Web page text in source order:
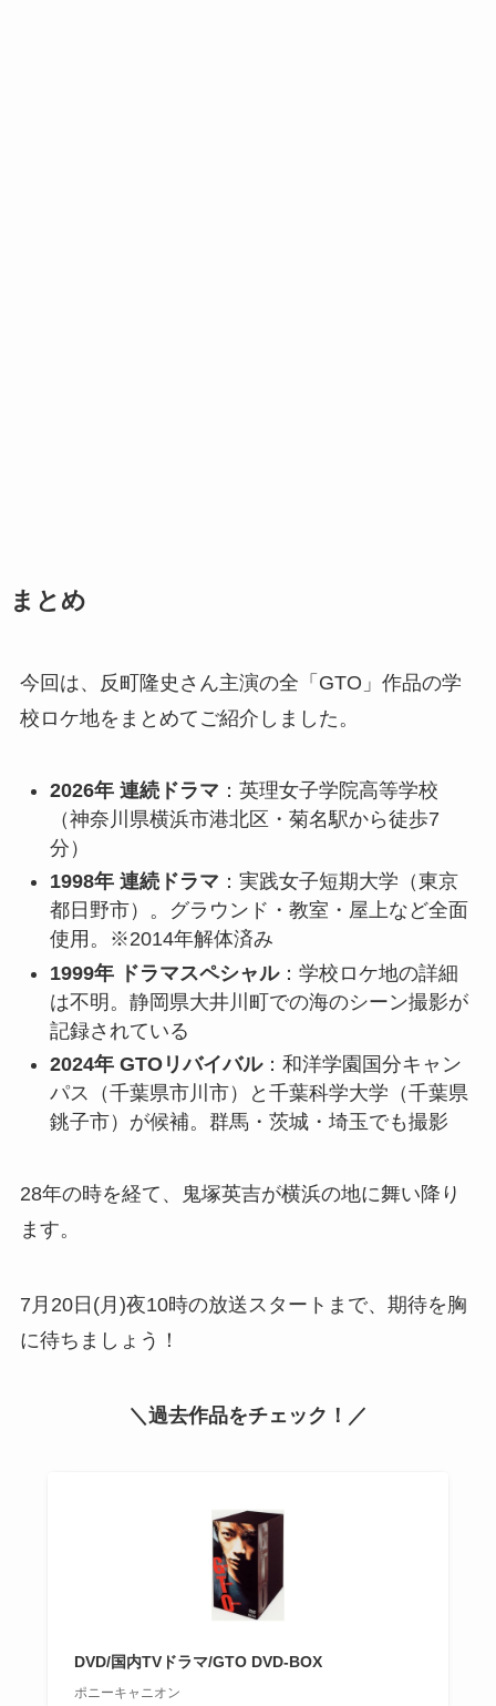
まとめ
今回は、反町隆史さん主演の全「GTO」作品の学
校ロケ地をまとめてご紹介しました。
2026年 連続ドラマ ：英理女子学院高等学校
（神奈川県横浜市港北区・菊名駅から徒歩7
分）
1998年 連続ドラマ ：実践女子短期大学（東京
都日野市）。グラウンド・教室・屋上など全面
使用。※2014年解体済み
1999年 ドラマスペシャル：学校ロケ地の詳細
は不明。静岡県大井川町での海のシーン撮影が
記録されている
2024年 GTOリバイバル：和洋学園国分キャン
パス（千葉県市川市）と千葉科学大学（千葉県
銚子市）が候補。群馬・茨城・埼玉でも撮影
28年の時を経て、鬼塚英吉が横浜の地に舞い降り
ます。
7月20日(月)夜10時の放送スタートまで、期待を胸
に待ちましょう！
＼過去作品をチェック！／
DVD/国内TVドラマ/GTO DVD-BOX
ポニーキャニオン